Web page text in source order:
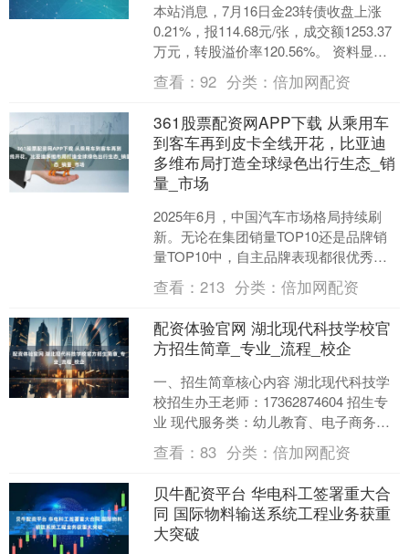
本站消息，7月16日金23转债收盘上涨
0.21%，报114.68元/张，成交额1253.37
万元，转股溢价率120.56%。 资料显
示，金23转债信用级别为“A....
查看：92 分类：倍加网配资
361股票配资网APP下载 从乘用车
到客车再到皮卡全线开花，比亚迪
多维布局打造全球绿色出行生态_销
量_市场
2025年6月，中国汽车市场格局持续刷
新。无论在集团销量TOP10还是品牌销
量TOP10中，自主品牌表现都很优秀，
占据半边江山之多。比亚迪表现亮眼，
不仅以38.....
查看：213 分类：倍加网配资
配资体验官网 湖北现代科技学校官
方招生简章_专业_流程_校企
一、招生简章核心内容 湖北现代科技学
校招生办王老师：17362874604 招生专
业 现代服务类：幼儿教育、电子商务、
旅游管理等。 信息技术类：计算机应
用、物联....
查看：83 分类：倍加网配资
贝牛配资平台 华电科工签署重大合
同 国际物料输送系统工程业务获重
大突破